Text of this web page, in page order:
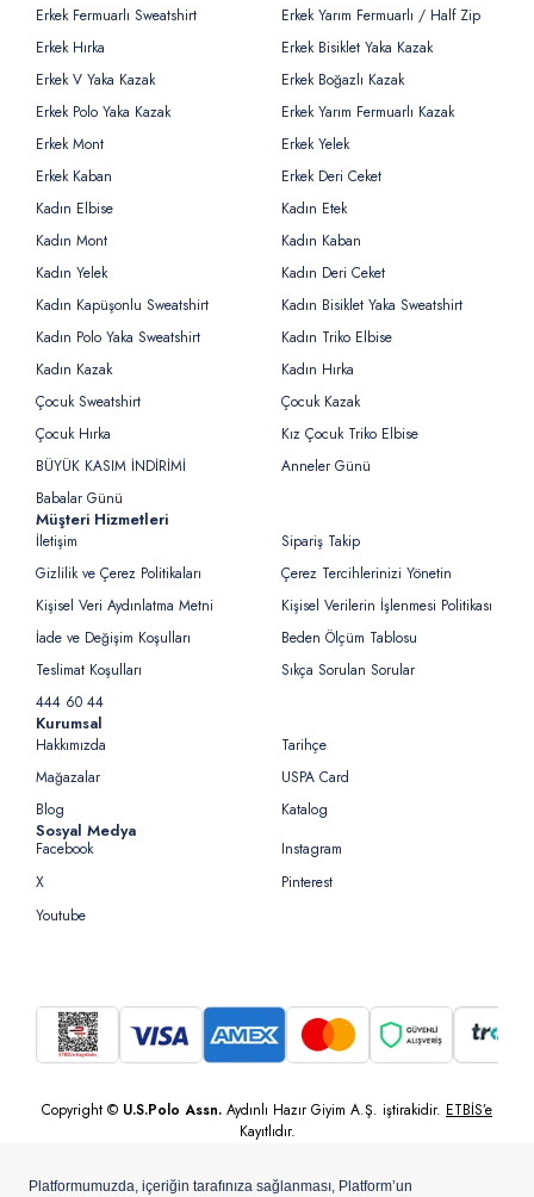
Erkek Fermuarlı Sweatshirt
Erkek Yarım Fermuarlı / Half Zip
Erkek Hırka
Erkek Bisiklet Yaka Kazak
Erkek V Yaka Kazak
Erkek Boğazlı Kazak
Erkek Polo Yaka Kazak
Erkek Yarım Fermuarlı Kazak
Erkek Mont
Erkek Yelek
Erkek Kaban
Erkek Deri Ceket
Kadın Elbise
Kadın Etek
Kadın Mont
Kadın Kaban
Kadın Yelek
Kadın Deri Ceket
Kadın Kapüşonlu Sweatshirt
Kadın Bisiklet Yaka Sweatshirt
Kadın Polo Yaka Sweatshirt
Kadın Triko Elbise
Kadın Kazak
Kadın Hırka
Çocuk Sweatshirt
Çocuk Kazak
Çocuk Hırka
Kız Çocuk Triko Elbise
BÜYÜK KASIM İNDİRİMİ
Anneler Günü
Babalar Günü
Müşteri Hizmetleri
İletişim
Sipariş Takip
Gizlilik ve Çerez Politikaları
Çerez Tercihlerinizi Yönetin
Kişisel Veri Aydınlatma Metni
Kişisel Verilerin İşlenmesi Politikası
İade ve Değişim Koşulları
Beden Ölçüm Tablosu
Teslimat Koşulları
Sıkça Sorulan Sorular
444 60 44
Kurumsal
Hakkımızda
Tarihçe
Mağazalar
USPA Card
Blog
Katalog
Sosyal Medya
Facebook
Instagram
X
Pinterest
Youtube
Copyright © U.S.Polo Assn. Aydınlı Hazır Giyim A.Ş. iştirakidir. ETBİS’e
Kayıtlıdır.